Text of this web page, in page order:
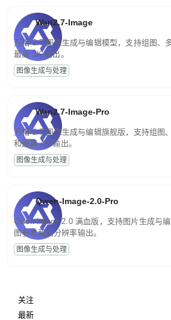
Wan2.7-Image
万相 2.7 图像生成与编辑模型，支持组图、
最高 2K 输出。
图像生成与处理
Wan2.7-Image-Pro
万相 2.7 图像生成与编辑旗舰版，支持组图
和最高 4K 输出。
图像生成与处理
Qwen-Image-2.0-Pro
Qwen-Image-2.0 满血版，支持图片生成与
图参考和高分辨率输出。
图像生成与处理
关注
最新